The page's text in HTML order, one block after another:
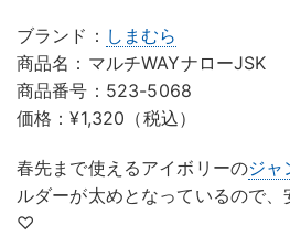
ブランド： しまむら
商品名：マルチWAYナローJSK
商品番号：523-5068
価格：¥1,320（税込）
春先まで使えるアイボリーのジャ
ルダーが太めとなっているので
♡